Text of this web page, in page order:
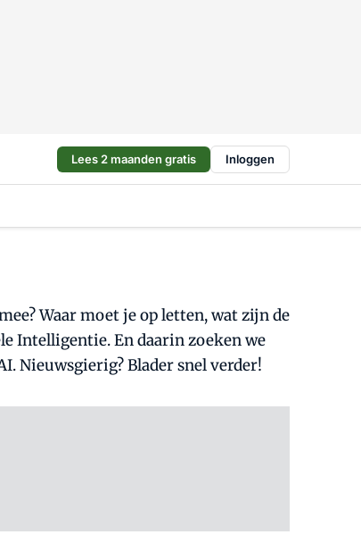
Lees 2 maanden gratis Inloggen
Waar moet je op letten, wat zijn de
Intelligentie. En daarin zoeken we
Nieuwsgierig? Blader snel verder!